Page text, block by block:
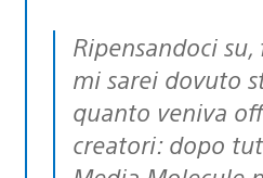
Ripensandoci su, forse che non
mi sarei dovuto
quanto veniva
creatori: dopo